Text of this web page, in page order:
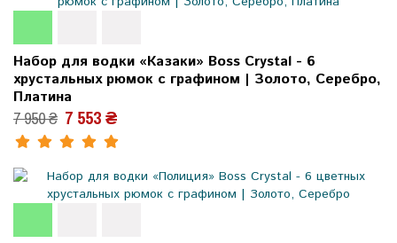
Набор для водки «Казаки» Boss Crystal - 6
хрустальных рюмок с графином | Золото, Серебро,
Платина
7 950 ₴ 7 553 ₴